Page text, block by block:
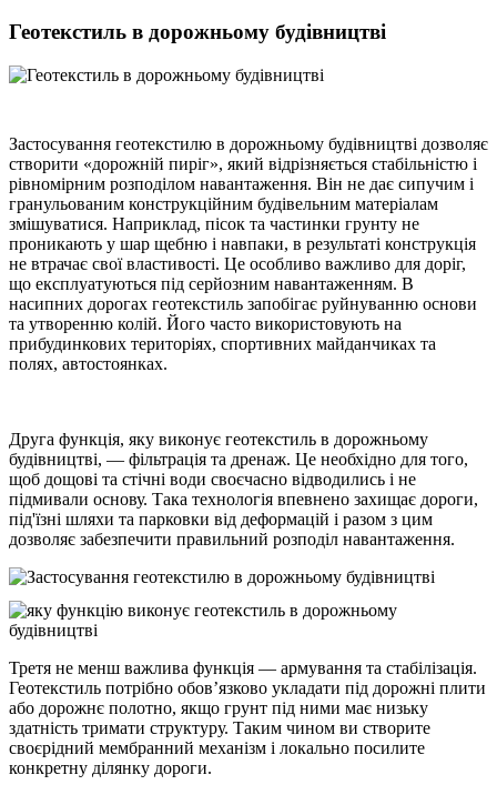
Геотекстиль в дорожньому будівництві
Застосування геотекстилю в дорожньому будівництві дозволяє
створити «дорожній пиріг», який відрізняється стабільністю і
рівномірним розподілом навантаження. Він не дає сипучим і
гранульованим конструкційним будівельним матеріалам
змішуватися. Наприклад, пісок та частинки грунту не
проникають у шар щебню і навпаки, в результаті конструкція
не втрачає свої властивості. Це особливо важливо для доріг,
що експлуатуються під серйозним навантаженням. В
насипних дорогах геотекстиль запобігає руйнуванню основи
та утворенню колій. Його часто використовують на
прибудинкових територіях, спортивних майданчиках та
полях, автостоянках.
Друга функція, яку виконує геотекстиль в дорожньому
будівництві, — фільтрація та дренаж. Це необхідно для того,
щоб дощові та стічні води своєчасно відводились і не
підмивали основу. Така технологія впевнено захищає дороги,
під'їзні шляхи та парковки від деформацій і разом з цим
дозволяє забезпечити правильний розподіл навантаження.
Третя не менш важлива функція — армування та стабілізація.
Геотекстиль потрібно обов’язково укладати під дорожні плити
або дорожнє полотно, якщо грунт під ними має низьку
здатність тримати структуру. Таким чином ви створите
своєрідний мембранний механізм і локально посилите
конкретну ділянку дороги.